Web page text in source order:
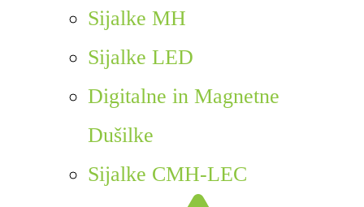
Sijalke MH
Sijalke LED
Digitalne in Magnetne
Dušilke
Sijalke CMH-LEC